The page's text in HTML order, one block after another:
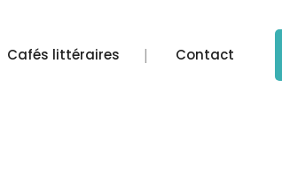
Cafés littéraires Contact